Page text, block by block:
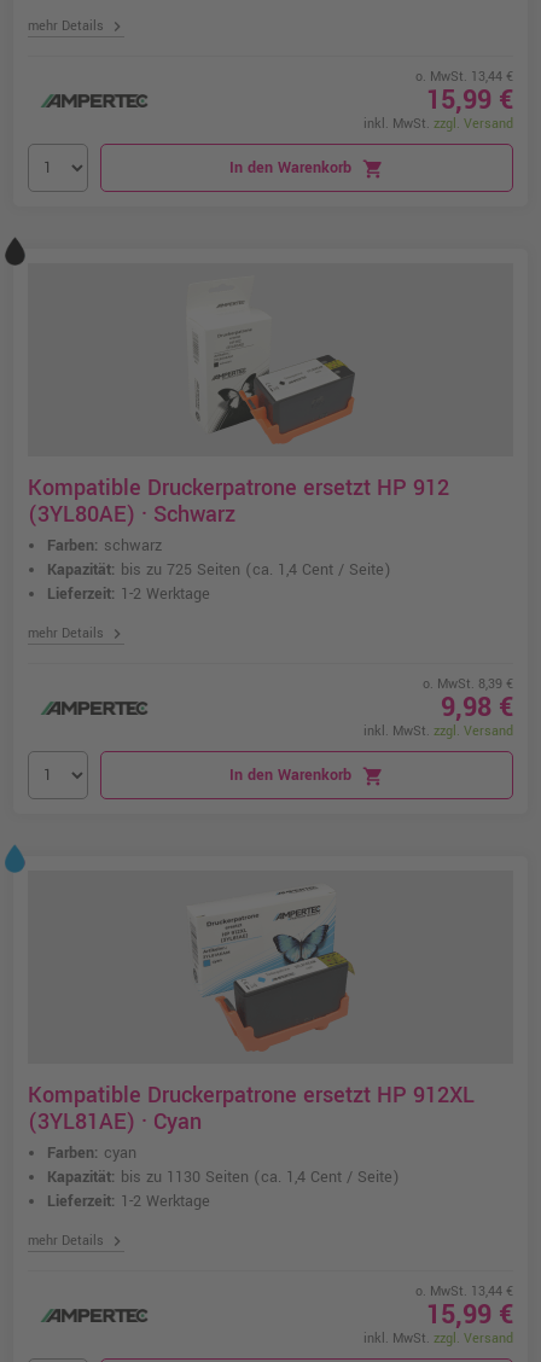
mehr Details chevron_right
o. MwSt. 13,44 €
15,99 €
inkl. MwSt. zzgl. Versand
In den Warenkorb shopping_cart
Kompatible Druckerpatrone ersetzt HP 912
(3YL80AE) · Schwarz
Farben: schwarz
Kapazität: bis zu 725 Seiten (ca. 1,4 Cent / Seite)
Lieferzeit: 1-2 Werktage
mehr Details chevron_right
o. MwSt. 8,39 €
9,98 €
inkl. MwSt. zzgl. Versand
In den Warenkorb shopping_cart
Kompatible Druckerpatrone ersetzt HP 912XL
(3YL81AE) · Cyan
Farben: cyan
Kapazität: bis zu 1130 Seiten (ca. 1,4 Cent / Seite)
Lieferzeit: 1-2 Werktage
mehr Details chevron_right
o. MwSt. 13,44 €
15,99 €
inkl. MwSt. zzgl. Versand